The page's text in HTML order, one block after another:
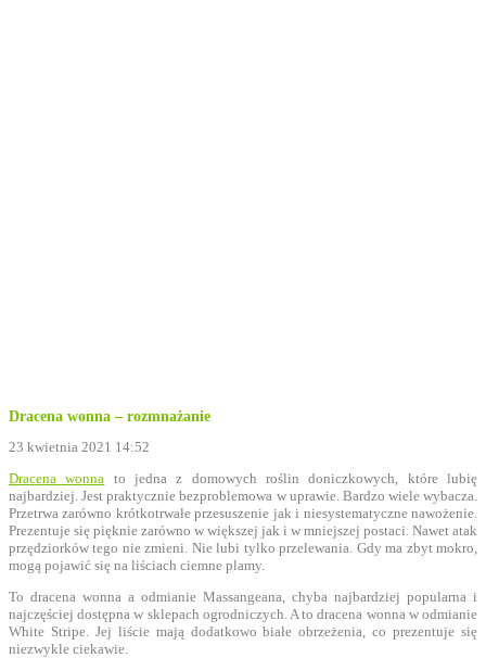
Dracena wonna – rozmnażanie
23 kwietnia 2021 14:52
Dracena wonna to jedna z domowych roślin doniczkowych, które lubię
najbardziej. Jest praktycznie bezproblemowa w uprawie. Bardzo wiele wybacza.
Przetrwa zarówno krótkotrwałe przesuszenie jak i niesystematyczne nawożenie.
Prezentuje się pięknie zarówno w większej jak i w mniejszej postaci. Nawet atak
przędziorków tego nie zmieni. Nie lubi tylko przelewania. Gdy ma zbyt mokro,
mogą pojawić się na liściach ciemne plamy.
To dracena wonna a odmianie Massangeana, chyba najbardziej popularna i
najczęściej dostępna w sklepach ogrodniczych. A to dracena wonna w odmianie
White Stripe. Jej liście mają dodatkowo białe obrzeżenia, co prezentuje się
niezwykle ciekawie.